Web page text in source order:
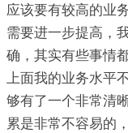
应该要有较高的业
需要进一步提高，
确，其实有些事情
上面我的业务水平
够有了一个非常清
累是非常不容易的